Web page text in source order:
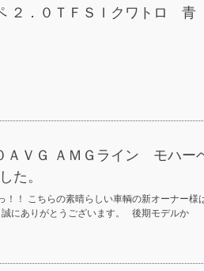
２．０ＴＦＳＩクワトロ
ＡＶＧ ＡＭＧライン モハ
た。
！ こちらの素晴らしい車輌の新オーナー
にありがとうございます。 後期モデルか